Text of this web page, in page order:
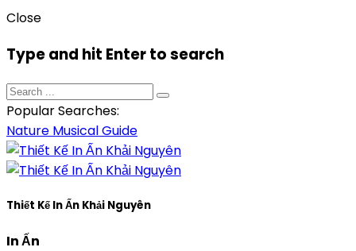
Close
Type and hit Enter to search
Popular Searches:
Nature MusicalGuide
Thiết Kế In Ấn Khải Nguyên
In Ấn